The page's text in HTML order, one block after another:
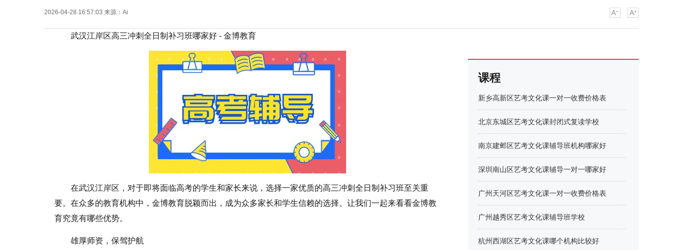
2026-04-28 16:57:03 来源：Ai
武汉江岸区高三冲刺全日制补习班哪家好 - 金博教育
在武汉江岸区，对于即将面临高考的学生和家长来说，选择一家优质的高三冲刺全日制补习班至关重
要。在众多的教育机构中，金博教育脱颖而出，成为众多家长和学生信赖的选择。让我们一起来看看金博教
育究竟有哪些优势。
雄厚师资，保驾护航
课程
新乡高新区艺考文化课一对一收费价格表
北京东城区艺考文化课封闭式复读学校
南京建邺区艺考文化课辅导班机构哪家好
深圳南山区艺考文化课辅导一对一哪家好
广州天河区艺考文化课一对一收费价格表
广州越秀区艺考文化课辅导班学校
杭州西湖区艺考文化课哪个机构比较好